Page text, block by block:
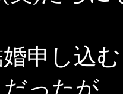
申し込
ったが